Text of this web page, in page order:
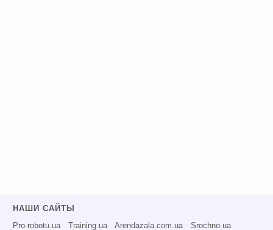
НАШИ САЙТЫ
Pro-robotu.ua Training.ua Arendazala.com.ua Srochno.ua